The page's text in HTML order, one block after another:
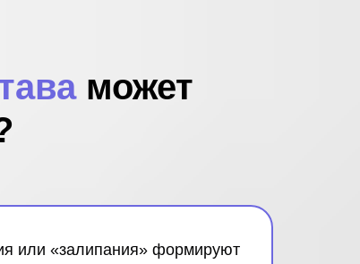
может
или «залипания» формируют